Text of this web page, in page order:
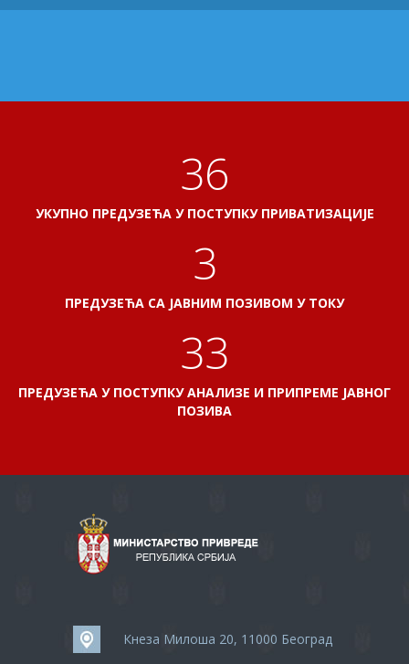
41
УКУПНО ПРЕДУЗЕЋА У ПОСТУПКУ ПРИВАТИЗАЦИЈЕ
3
ПРЕДУЗЕЋА СА ЈАВНИМ ПОЗИВОМ У ТОКУ
38
ПРЕДУЗЕЋА У ПОСТУПКУ АНАЛИЗЕ И ПРИПРЕМЕ ЈАВНОГ
ПОЗИВА
Кнеза Милоша 20, 11000 Београд